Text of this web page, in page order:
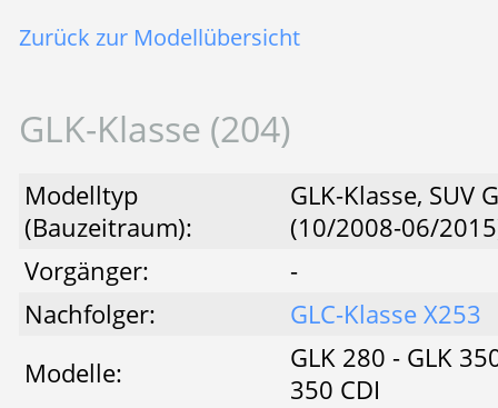
Zurück zur Modellübersicht
GLK-Klasse (204)
Modelltyp
(Bauzeitraum):
GLK-Klasse, SUV
(10/2008-06/
Vorgänger:
-
Nachfolger:
GLC-Klasse X253
Modelle:
GLK 280 - GLK
350 CDI